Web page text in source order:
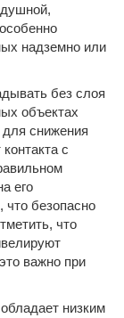
надземно или
без слоя
объектах
снижения
с
его
что безопасно
что
важно при
низким